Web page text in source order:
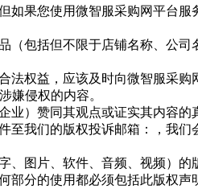
如果您使用微智服采购网平台
包括但不限于店铺名称、公司
法权益，应该及时向微智服采
嫌侵权的内容。
）赞同其观点或证实其内容的
我们的版权投诉邮箱：，我们
图片、软件、音频、视频）的
分的使用都必须包括此版权声